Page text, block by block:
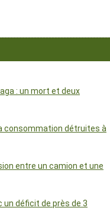
: un mort et deux
consommation détruites à
entre un camion et une
un déficit de près de 3